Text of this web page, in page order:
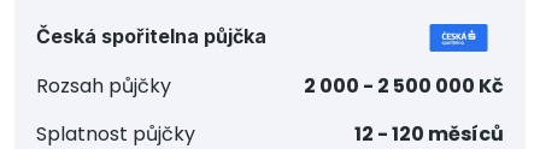
Česká spořitelna půjčka
Rozsah půjčky
2 000 - 2 500 000 Kč
Splatnost půjčky
12 - 120 měsíců